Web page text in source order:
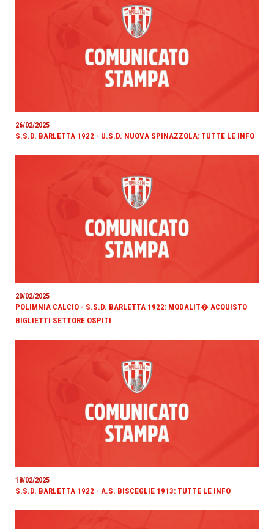
26/02/2025
S.S.D. BARLETTA 1922 - U.S.D. NUOVA SPINAZZOLA: TUTTE LE INFO
20/02/2025
POLIMNIA CALCIO - S.S.D. BARLETTA 1922: MODALIT� ACQUISTO
BIGLIETTI SETTORE OSPITI
18/02/2025
S.S.D. BARLETTA 1922 - A.S. BISCEGLIE 1913: TUTTE LE INFO